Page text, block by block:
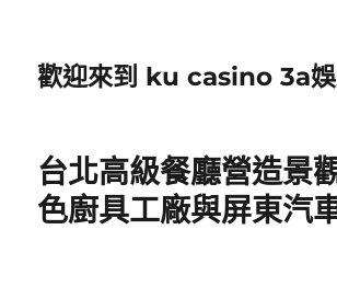
歡迎來到 ku casino 3a
台北高級餐廳營造景
色廚具工廠與屏東汽